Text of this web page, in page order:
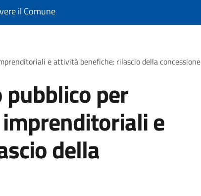
il Comune
e attività benefiche: rilascio della concessione
pubblico per
e
della